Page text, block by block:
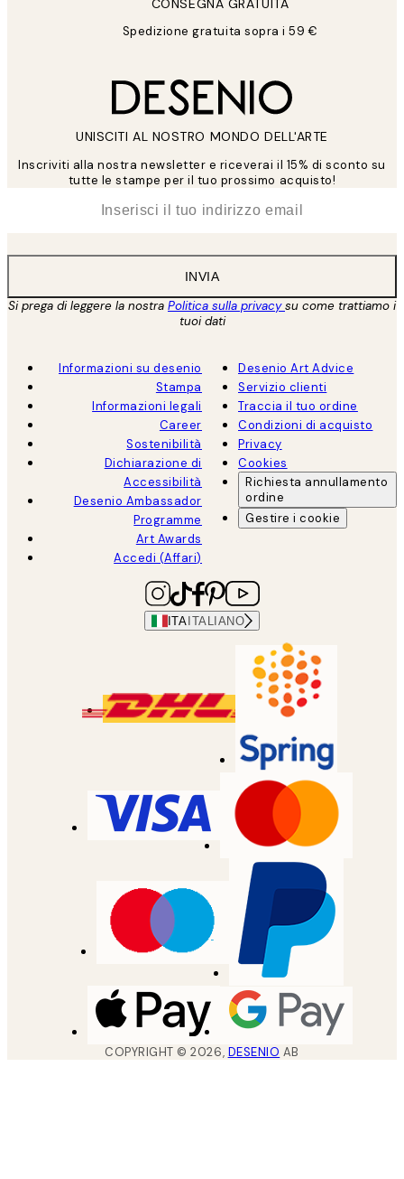
CONSEGNA GRATUITA
Spedizione gratuita sopra i 59 €
UNISCITI AL NOSTRO MONDO DELL'ARTE
Inscriviti alla nostra newsletter e riceverai il 15% di sconto su
tutte le stampe per il tuo prossimo acquisto!
INVIA
Si prega di leggere la nostra Politica sulla privacysu come trattiamo i
tuoi dati
Informazioni su desenio
Stampa
Informazioni legali
Career
Sostenibilità
Dichiarazione di
Accessibilità
Desenio Ambassador
Programme
Art Awards
Accedi (Affari)
Desenio Art Advice
Servizio clienti
Traccia il tuo ordine
Condizioni di acquisto
Privacy
Cookies
Richiesta annullamento
ordine
Gestire i cookie
ITA ITALIANO
COPYRIGHT ©2026, DESENIO AB